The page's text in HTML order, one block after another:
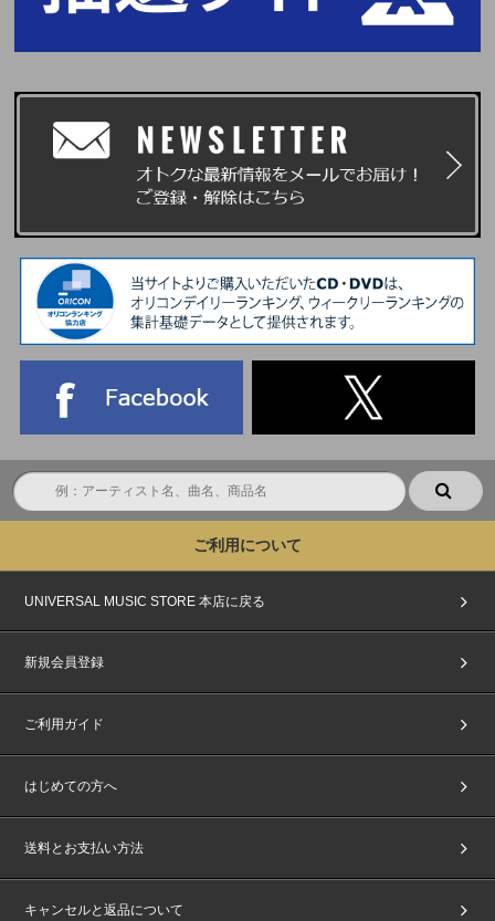
セット購入で4口、6形態セット購入で6口)
※ご購入時に「オンラインイベント応募商品」と記載のある商品を選んでご
購入ください。通常商品をご購入いただいても応募抽選の対象にはなりませ
※お支払方法は、クレジットカード、携帯キャリア決済のみとなります。
※各ストアのCD購入特典、および2nd Studio Album ‘PUREFLOW’ pt.1ご購
入で差し上げる応募抽選用シリアルナンバーはご予約・ご購入いただいたC
Dの枚数に応じて各CDの特典条件に沿って差し上げます。
※COMPACT ver. 単品ランダムをご購入の場合、＜メンバー指定個別プレミ
アムロングトーク＞、＜メンバー指定個別ロングトーク＋サイン会＞および
＜ユニット指定グループトーク＞の応募メンバー・ユニットはご選択いただ
※お客様のご都合による長期不在・住所不明の返送品については保管義務を
負いかねます。再発送の対応はできませんので、あらかじめご了承くださ
い。発送完了後3か月を過ぎた場合はお問い合わせにも対応できかねますの
でご了承ください。
本イベントの抽選発表は、抽選システム「chord」の『enchord(エンコー
ド)』を採用しています。
い。
※イベント当日は「ご予約された対象ストアご登録会員情報」と下記＜＜
る「本イベント指定の顔写真付きの身分証明書」でご本人確認を行いますの
※対象商品ご購入時に入力するお名前は身分証と同一の＜必ず日本語(漢
載のお名前がアルファベットの場合は、アルファベットにてご入力くださ
※対象ストアご予約の際は、当選後イベントに参加を希望されるご本人様の
※UNIVERSAL MUSIC STOREでご購入の方は注文時にご登録いただいてい
※保護者の名義で登録し当選されても、お子様や別名義の方が参加すること
※当選者にお送りするイベント参加用シリアルコードの共有、譲渡、SNS
へのアップロードは全て禁止です。お客様同士のトラブルには一切関与いた
ご利用について
UNIVERSAL MUSIC STORE 本店に戻る
新規会員登録
ご利用ガイド
はじめての方へ
送料とお支払い方法
キャンセルと返品について